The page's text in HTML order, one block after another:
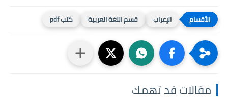
الإعراب قسم اللغة العربية كتب pdf
مقالات قد تهمك